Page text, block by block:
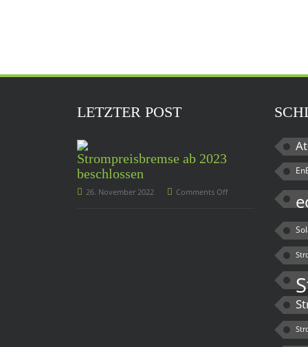
LETZTER POST
Strompreisbremse ab 2023
beschlossen
26. November 2022 Comments Off